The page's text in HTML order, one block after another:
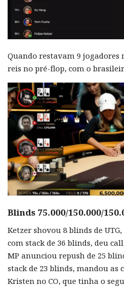
Quando restavam 9
reis no pré-flop, com o
Blinds 75.000/150.000/
Ketzer shovou 8 blinds de
com stack de 36 blinds, deu
MP anunciou repush de 25
stack de 23 blinds, mandou as
Kristen no CO, que tinha o